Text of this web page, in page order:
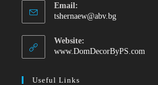
Email:
tshernaew@abv.bg
Website:
www.DomDecorByPS.com
Useful Links